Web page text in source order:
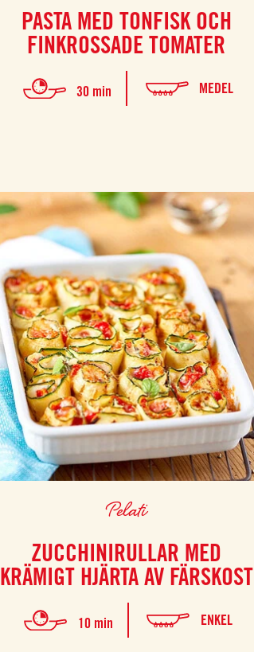
PASTA MED TONFISK OCH
FINKROSSADE TOMATER
30 min MEDEL
Pelati
ZUCCHINIRULLAR MED
KRÄMIGT HJÄRTA AV FÄRSKOST
10 min ENKEL